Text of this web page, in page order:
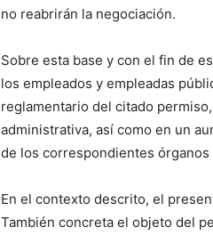
no reabrirán la negociación.
Sobre esta base y con el fin de
los empleados y empleadas
reglamentario del citado
administrativa, así como en un
de los correspondientes
En el contexto descrito, el
También concreta el objeto del